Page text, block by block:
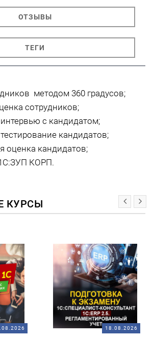
ОТЗЫВЫ
ТЕГИ
методом 360 градусов;
сотрудников;
с кандидатом;
кандидатов;
оценка кандидатов;
КОРП.
КУРСЫ
18.08.2026